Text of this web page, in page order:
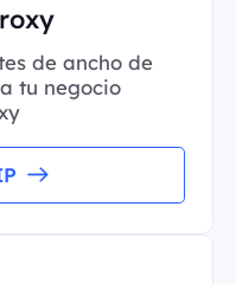
de ancho de
tu negocio